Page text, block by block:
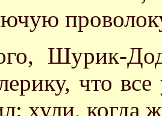
Шурик-
что
хули, когда